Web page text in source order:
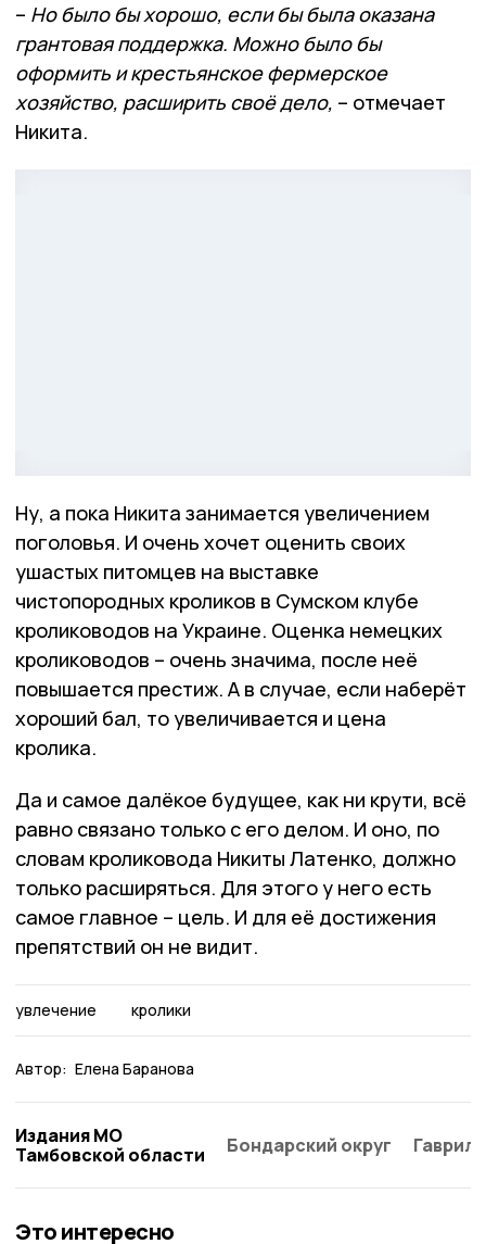
– Но было бы хорошо, если бы была оказана
грантовая поддержка. Можно было бы
оформить и крестьянское фермерское
хозяйство, расширить своё дело, – отмечает
Никита.
Ну, а пока Никита занимается увеличением
поголовья. И очень хочет оценить своих
ушастых питомцев на выставке
чистопородных кроликов в Сумском клубе
кролиководов на Украине. Оценка немецких
кролиководов – очень значима, после неё
повышается престиж. А в случае, если наберёт
хороший бал, то увеличивается и цена
кролика.
Да и самое далёкое будущее, как ни крути, всё
равно связано только с его делом. И оно, по
словам кроликовода Никиты Латенко, должно
только расширяться. Для этого у него есть
самое главное – цель. И для её достижения
препятствий он не видит.
увлечение кролики
Автор: Елена Баранова
Издания МО
Тамбовской области
Бондарский округ
Это интересно